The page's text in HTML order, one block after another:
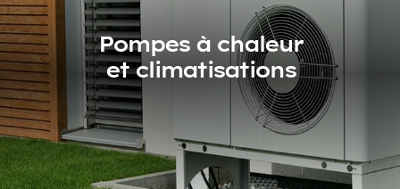
Pompes à chaleur
et climatisations